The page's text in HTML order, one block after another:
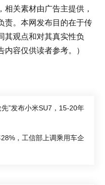
相关素材由广告主提供，
责。本网发布目的在于传
其观点和对其真实性负
容仅供读者参考。）
”发布小米SU7，15-20年
，工信部上调乘用车企